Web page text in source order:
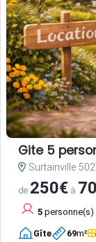
Gite 5
Surtainville
de 250€ à
5 personne(s)
Gîte 69m²